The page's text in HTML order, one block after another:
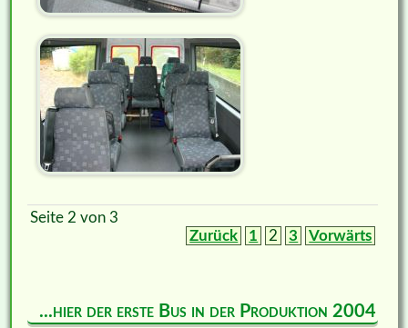
Seite 2 von 3
Zurück
1 2 3 Vorwärts
...hier der erste Bus in der Produktion 2004